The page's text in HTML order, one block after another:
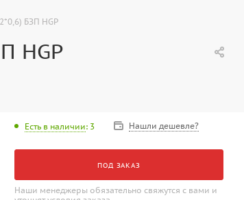
БЗП HGP
HGP
Есть в наличии: 3 Нашли дешевле?
ПОД ЗАКАЗ
Наши менеджеры обязательно свяжутся с вами и